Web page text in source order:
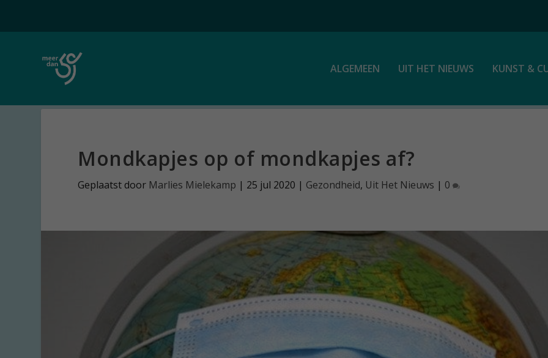
ALGEMEEN UIT HET NIEUWS KUNST &
Mondkapjes op of mondkapjes af?
Geplaatst door Marlies Mielekamp | 25 jul 2020 | Gezondheid, Uit Het Nieuws | 0